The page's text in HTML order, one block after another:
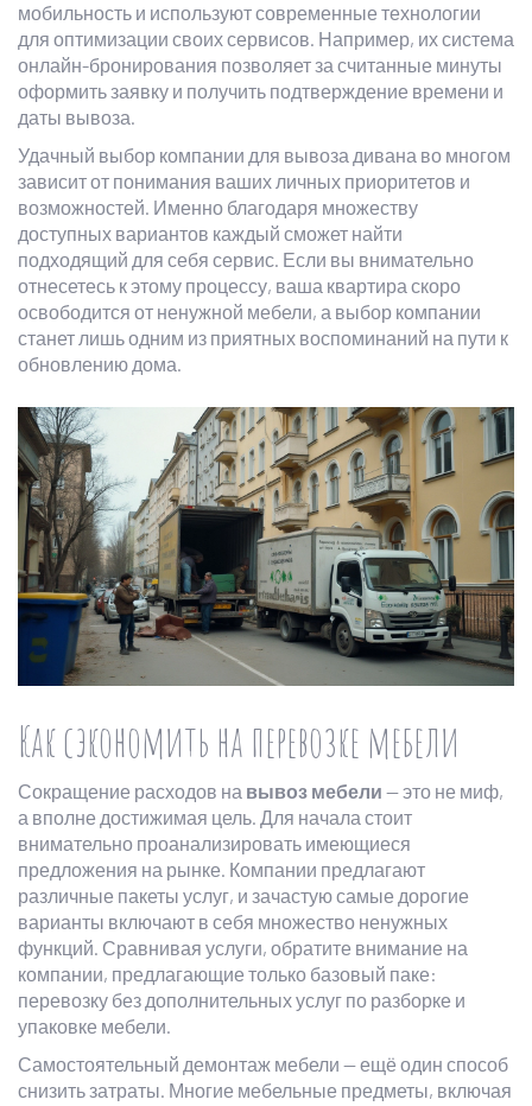
мобильность и используют современные технологии
для оптимизации своих сервисов. Например, их система
онлайн-бронирования позволяет за считанные минуты
оформить заявку и получить подтверждение времени и
даты вывоза.
Удачный выбор компании для вывоза дивана во многом
зависит от понимания ваших личных приоритетов и
возможностей. Именно благодаря множеству
доступных вариантов каждый сможет найти
подходящий для себя сервис. Если вы внимательно
отнесетесь к этому процессу, ваша квартира скоро
освободится от ненужной мебели, а выбор компании
станет лишь одним из приятных воспоминаний на пути к
обновлению дома.
Как сэкономить на перевозке мебели
Сокращение расходов на вывоз мебели — это не миф,
а вполне достижимая цель. Для начала стоит
внимательно проанализировать имеющиеся
предложения на рынке. Компании предлагают
различные пакеты услуг, и зачастую самые дорогие
варианты включают в себя множество ненужных
функций. Сравнивая услуги, обратите внимание на
компании, предлагающие только базовый паке:
перевозку без дополнительных услуг по разборке и
упаковке мебели.
Самостоятельный демонтаж мебели — ещё один способ
снизить затраты. Многие мебельные предметы, включая